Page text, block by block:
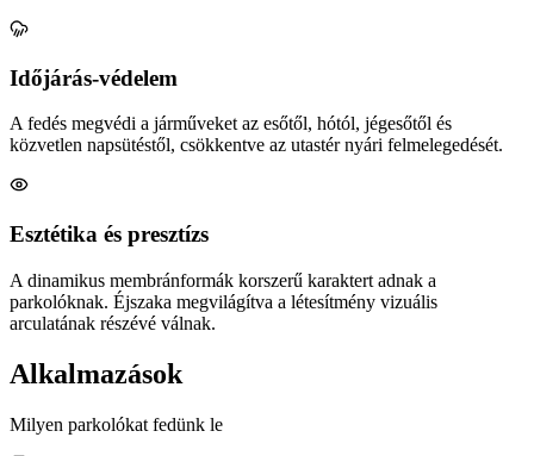
Időjárás-védelem
A fedés megvédi a járműveket az esőtől, hótól, jégesőtől és
közvetlen napsütéstől, csökkentve az utastér nyári felmelegedését.
Esztétika és presztízs
A dinamikus membránformák korszerű karaktert adnak a
parkolóknak. Éjszaka megvilágítva a létesítmény vizuális
arculatának részévé válnak.
Alkalmazások
Milyen parkolókat fedünk le